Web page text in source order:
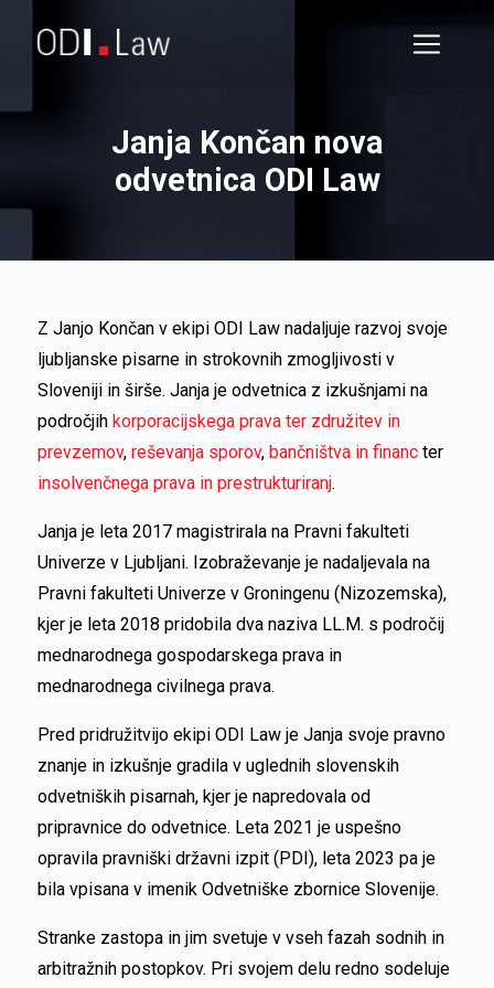
Janja Končan nova
odvetnica ODI Law
Z Janjo Končan v ekipi ODI Law nadaljuje razvoj svoje
ljubljanske pisarne in strokovnih zmogljivosti v
Sloveniji in širše. Janja je odvetnica z izkušnjami na
področjihkorporacijskega prava ter združitev in
prevzemov,reševanja sporov,bančništva in financ ter
insolvenčnega prava in prestrukturiranj.
Janja je leta 2017 magistrirala na Pravni fakulteti
Univerze v Ljubljani. Izobraževanje je nadaljevala na
Pravni fakulteti Univerze v Groningenu (Nizozemska),
kjer je leta 2018 pridobila dva naziva LL.M. s področij
mednarodnega gospodarskega prava in
mednarodnega civilnega prava.
Pred pridružitvijo ekipi ODI Law je Janja svoje pravno
znanje in izkušnje gradila v uglednih slovenskih
odvetniških pisarnah, kjer je napredovala od
pripravnice do odvetnice. Leta 2021 je uspešno
opravila pravniški državni izpit (PDI), leta 2023 pa je
bila vpisana v imenik Odvetniške zbornice Slovenije.
Stranke zastopa in jim svetuje v vseh fazah sodnih in
arbitražnih postopkov. Pri svojem delu redno sodeluje